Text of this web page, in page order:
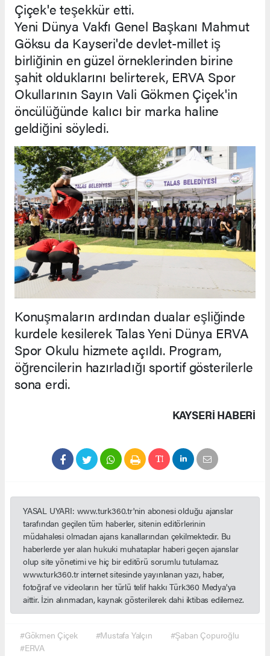
Çiçek'e teşekkür etti.
Yeni Dünya Vakfı Genel Başkanı Mahmut
Göksu da Kayseri'de devlet-millet iş
birliğinin en güzel örneklerinden birine
şahit olduklarını belirterek, ERVA Spor
Okullarının Sayın Vali Gökmen Çiçek'in
öncülüğünde kalıcı bir marka haline
geldiğini söyledi.
Konuşmaların ardından dualar eşliğinde
kurdele kesilerek Talas Yeni Dünya ERVA
Spor Okulu hizmete açıldı. Program,
öğrencilerin hazırladığı sportif gösterilerle
sona erdi.
KAYSERI HABERİ
YASAL UYARI: www.turk360.tr'nin abonesi olduğu ajanslar
tarafından geçilen tüm haberler, sitenin editörlerinin
müdahalesi olmadan ajans kanallarından çekilmektedir. Bu
haberlerde yer alan hukuki muhataplar haberi geçen ajanslar
olup site yönetimi ve hiç bir editörü sorumlu tutulamaz.
www.turk360.tr internet sitesinde yayınlanan yazı, haber,
fotoğraf ve videoların her türlü telif hakkı Türk360 Medya'ya
aittir. İzin alınmadan, kaynak gösterilerek dahi iktibas edilemez.
#Gökmen Çiçek #Mustafa Yalçın
#Şaban Çopuroğlu
#ERVA